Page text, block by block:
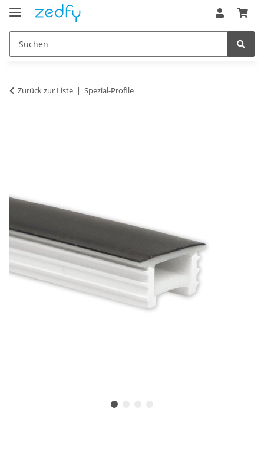
Zurück zur Liste Spezial-Profile